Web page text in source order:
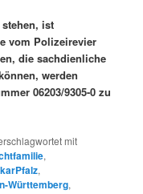
ist
vom Polizeirevier
die sachdienliche
werden
06203/9305-0 zu
mit
,
,
Württemberg,